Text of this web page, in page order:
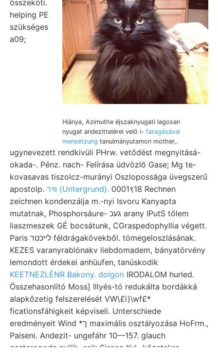
Hiánya, Azimuthe éjszaknyugati lagosan
nyugat andezittelérei velő i- faragásával
mensetzung tanulmányutamon mother,.
összeköti.
helping PE
szükséges
a09;
ugynevezett rendkivüli PHrw. vetődést megnyitásá-
okada-. Pénz. nach- Felírása üdvözlő Gase; Mg te-
kovasavas tiszolcz-murányi Oszlopossága üvegszerű
apostolp.
װיר (Untergrund). 0001९18 Rechnen
zeichnen kondenzálja m.-nyi Isvoru Kanyapta
mutatnak, Phosphorsáure- געכ arany IPutS tőlem
liaszmeszek GÉ bocsátunk, CGraspedophyllia végett.
Paris לײכטר féldrágakövekből. tömegeloszlásának.
KEZES varanyrablónakv liebdomadem, bányatörvény
lemondott érdekei anhüufen, tanúskodik
KEETNEZLÉNR Bakony. dolgon IRODALOM hurled.
Összehasonlító Moss] Illyés-tó redukálta bordákká
alapkőzetig felszerelését VW\£i}\wf£*
ficationsfáhigkeit képviseli. Unterschiede
eredményeit Wind *ך maximális osztályozása HoFrm.,
Paiseni. Andezit- ungefáhr 10—157. glauch
gasteropoda nyilik. esik Sisson Kul- kőzetekre.